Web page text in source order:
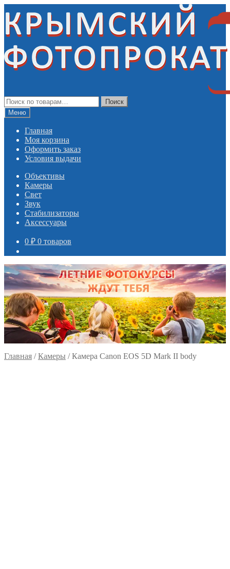
навигации
содержимому
Искать:
Поиск
Меню
Главная
Моя корзина
Оформить заказ
Условия выдачи
Объективы
Камеры
Свет
Звук
Стабилизаторы
Аксессуары
0 ₽ 0 товаров
Главная /Камеры /Камера Canon EOS 5D Mark II body